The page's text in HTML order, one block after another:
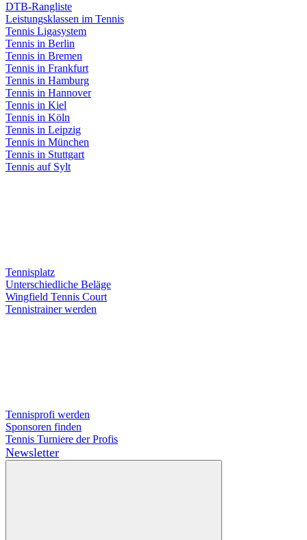
DTB-Rangliste
Leistungsklassen im Tennis
Tennis Ligasystem
Tennis in Berlin
Tennis in Bremen
Tennis in Frankfurt
Tennis in Hamburg
Tennis in Hannover
Tennis in Kiel
Tennis in Köln
Tennis in Leipzig
Tennis in München
Tennis in Stuttgart
Tennis auf Sylt
Tennisplatz
Unterschiedliche Beläge
Wingfield Tennis Court
Tennistrainer werden
Tennisprofi werden
Sponsoren finden
Tennis Turniere der Profis
Newsletter